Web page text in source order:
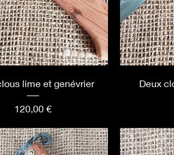
lime et genévrier
Prix
120,00 €
Deux